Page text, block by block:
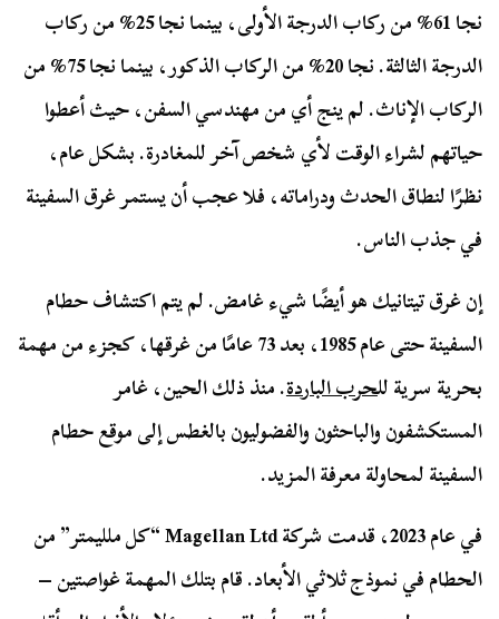
نجا 61% من ركاب الدرجة الأولى، بينما نجا 25% من ركاب
الدرجة الثالثة. نجا 20% من الركاب الذكور، بينما نجا 75% من
الركاب الإناث. لم ينج أي من مهندسي السفن، حيث أعطوا
حياتهم لشراء الوقت لأي شخص آخر للمغادرة. بشكل عام،
نظرًا لنطاق الحدث ودراماته، فلا عجب أن يستمر غرق السفينة
في جذب الناس.
إن غرق تيتانيك هو أيضًا شيء غامض. لم يتم اكتشاف حطام
السفينة حتى عام 1985، بعد 73 عامًا من غرقها، كجزء من مهمة
بحرية سرية للحرب الباردة. منذ ذلك الحين، غامر
المستكشفون والباحثون والفضوليون بالغطس إلى موقع حطام
السفينة لمحاولة معرفة المزيد.
في عام 2023، قدمت شركة Magellan Ltd “كل ملليمتر” من
الحطام في نموذج ثلاثي الأبعاد. قام بتلك المهمة غواصتين –